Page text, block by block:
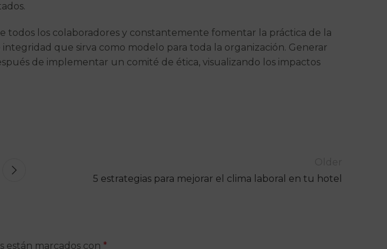
los colaboradores y constantemente fomentar la práctica de la
que sirva como modelo para toda la organización. Generar
de implementar un comité de ética, visualizando los impactos
5 estrategias para mejorar el clima laboral en tu hotel
están marcados con *